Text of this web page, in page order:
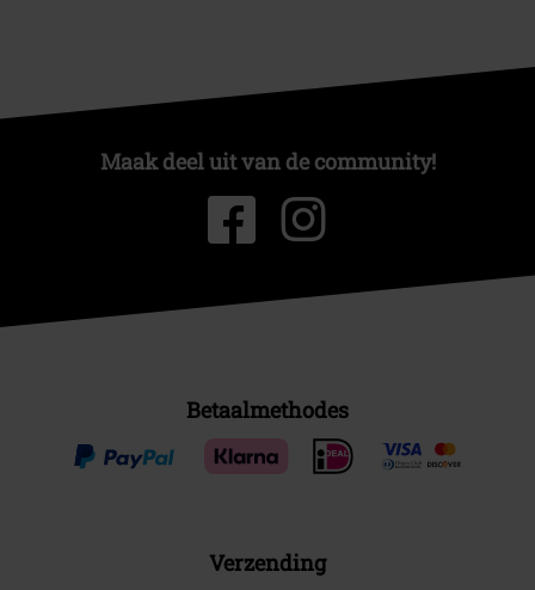
Maak deel uit van de community!
Betaalmethodes
Verzending